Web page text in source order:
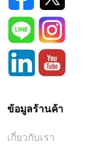
ข้อมูลร้านค้า
เกี่ยวกับเรา